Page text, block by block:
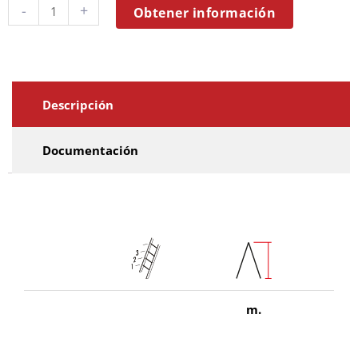
- + Obtener información
Descripción
Documentación
m.